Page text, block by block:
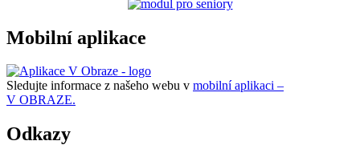
Mobilní aplikace
Sledujte informace z našeho webu v mobilní aplikaci –
V OBRAZE.
Odkazy